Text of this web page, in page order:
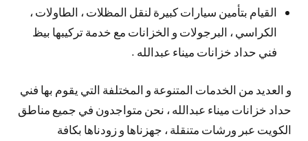
القيام بتأمين سيارات كبيرة لنقل المظلات ، الطاولات ،
الكراسي ، البرجولات و الخزانات مع خدمة تركيبها بيظ
فني حداد خزانات ميناء عبدالله .
و العديد من الخدمات المتنوعة و المختلفة التي يقوم بها فني
حداد خزانات ميناء عبدالله ، نحن متواجدون في جميع مناطق
الكويت عبر ورشات متنقلة ، جهزناها و زودناها بكافة